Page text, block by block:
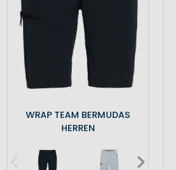
WRAP TEAM BERMUDAS
HERREN